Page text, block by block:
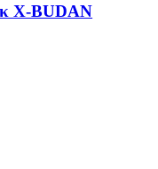
Χ-BUDAN